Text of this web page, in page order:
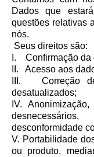
Dados que
questões relativas
nós.
Seus direitos são:
I. Confirmação da
II. Acesso aos
III. Correção
desatualizados;
IV.
desconformidade
V. Portabilidade
ou produto,